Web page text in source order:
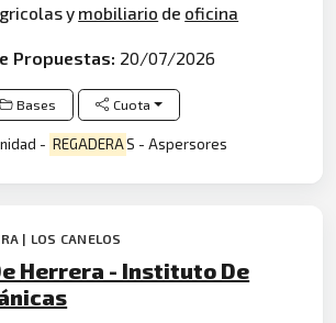
y mobiliario de oficina
Propuestas: 20/07/2026
Bases Cuota
- REGADERAS - Aspersores
| LOS CANELOS
Herrera - Instituto De